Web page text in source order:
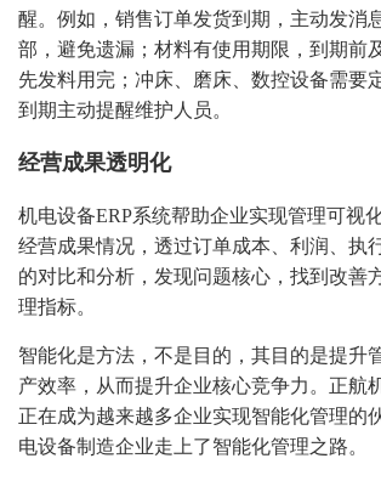
醒。例如，销售订单发货到期，主动发消
部，避免遗漏；材料有使用期限，到期前
先发料用完；冲床、磨床、数控设备需要
到期主动提醒维护人员。
经营成果透明化
机电设备ERP系统帮助企业实现管理可视
经营成果情况，透过订单成本、利润、执
的对比和分析，发现问题核心，找到改善
理指标。
智能化是方法，不是目的，其目的是提升
产效率，从而提升企业核心竞争力。正航
正在成为越来越多企业实现智能化管理的
电设备制造企业走上了智能化管理之路。